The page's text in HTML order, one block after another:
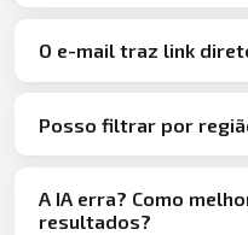
O e-mail traz link
Posso filtrar por
A IA erra? Como
resultados?